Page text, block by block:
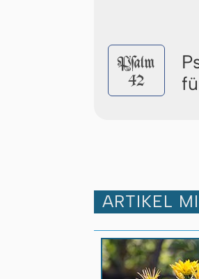
Pſalm
42
ARTIKEL